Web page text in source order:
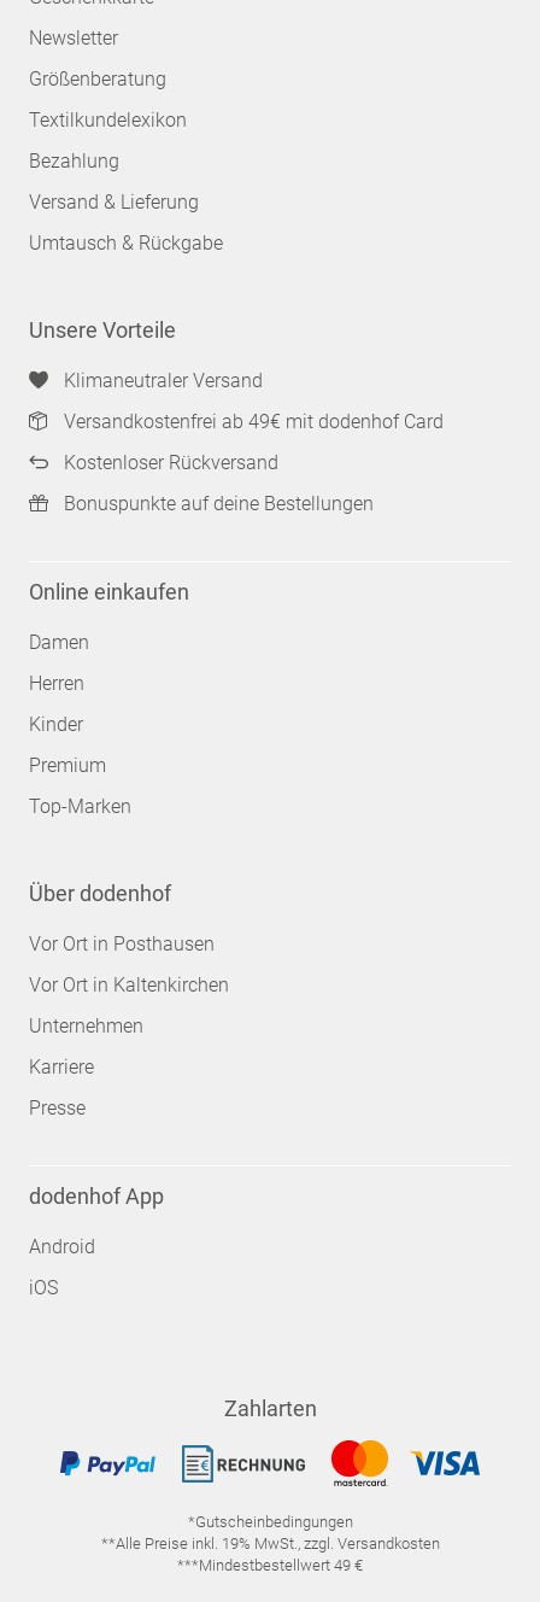
Newsletter
Größenberatung
Textilkundelexikon
Bezahlung
Versand & Lieferung
Umtausch & Rückgabe
Unsere Vorteile
Klimaneutraler Versand
Versandkostenfrei ab 49€ mit dodenhof Card
Kostenloser Rückversand
Bonuspunkte auf deine Bestellungen
Online einkaufen
Damen
Herren
Kinder
Premium
Top-Marken
Über dodenhof
Vor Ort in Posthausen
Vor Ort in Kaltenkirchen
Unternehmen
Karriere
Presse
dodenhof App
Android
iOS
Zahlarten
*Gutscheinbedingungen
**Alle Preise inkl. 19% MwSt., zzgl. Versandkosten
***Mindestbestellwert 49 €